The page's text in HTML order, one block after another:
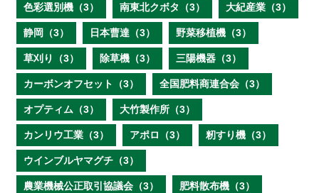
色彩選別機（3） 南東北クボタ（3） 大紀産業（3）
静岡（3） 日本曹達（3） 野菜移植機（3）
草刈り（3） 除草機（3） 三陽機器（3）
カーボンオフセット（3） 全国肥料商連合会（3）
オプティム（3） 大竹製作所（3）
カンリウ工業（3） アポロ（3） 籾すり機（3）
ウインブルヤマグチ（3）
農業機械公正取引協議会（3） 肥料散布機（3）